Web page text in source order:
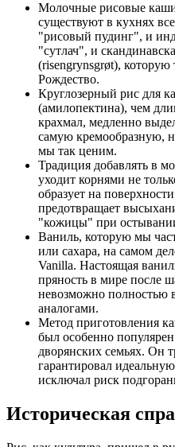
Молочные рисовые
существуют в кухнях
"рисовый пудинг", и
"сутлач", и
(risengrynsgrøt), которую
Рождество.
Круглозерный рис для
(амилопектина), чем
крахмал, медленно
самую кремообразную,
мы так ценим.
Традиция добавлять в
уходит корнями не
образует на
предотвращает
"кожицы" при
Ваниль, которую мы
или сахара, на самом
Vanilla. Настоящая
пряность в мире после
невозможно полностью
аналогами.
Метод приготовления
был особенно
дворянских семьях. Он
гарантировал
исключал риск
Историческая